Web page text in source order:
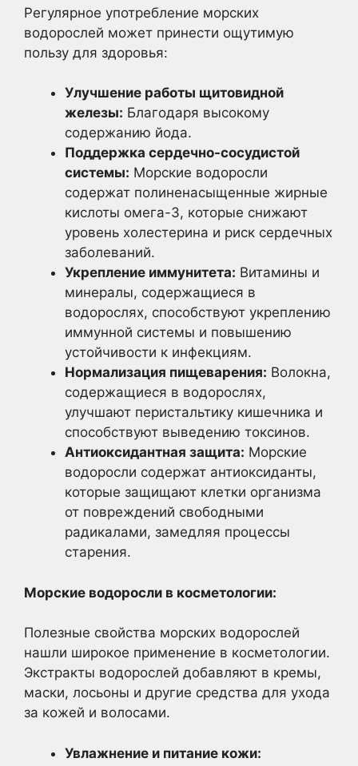
Регулярное употребление морских
водорослей может принести ощутимую
пользу для здоровья:
Улучшение работы щитовидной
железы: Благодаря высокому
содержанию йода.
Поддержка сердечно-сосудистой
системы: Морские водоросли
содержат полиненасыщенные жирные
кислоты омега-3, которые снижают
уровень холестерина и риск сердечных
заболеваний.
Укрепление иммунитета: Витамины и
минералы, содержащиеся в
водорослях, способствуют укреплению
иммунной системы и повышению
устойчивости к инфекциям.
Нормализация пищеварения: Волокна,
содержащиеся в водорослях,
улучшают перистальтику кишечника и
способствуют выведению токсинов.
Антиоксидантная защита: Морские
водоросли содержат антиоксиданты,
которые защищают клетки организма
от повреждений свободными
радикалами, замедляя процессы
старения.
Морские водоросли в косметологии:
Полезные свойства морских водорослей
нашли широкое применение в косметологии.
Экстракты водорослей добавляют в кремы,
маски, лосьоны и другие средства для ухода
за кожей и волосами.
Увлажнение и питание кожи: